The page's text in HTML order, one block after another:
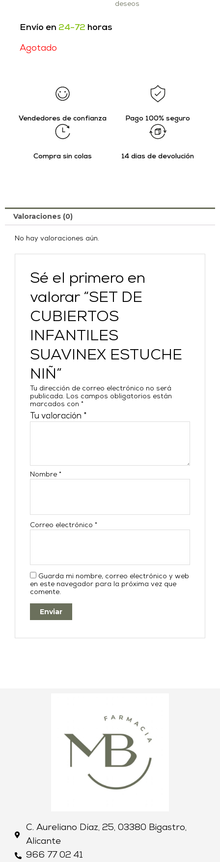
deseos
Envío en 24-72 horas
Agotado
Vendedores de confianza Pago 100% seguro
Compra sin colas 14 días de devolución
Valoraciones (0)
No hay valoraciones aún.
Sé el primero en
valorar “SET DE
CUBIERTOS
INFANTILES
SUAVINEX ESTUCHE
NIÑ”
Tu dirección de correo electrónico no será
publicada. Los campos obligatorios están
marcados con*
Tu valoración *
Nombre*
Correo electrónico*
Guarda mi nombre, correo electrónico y web
en este navegador para la próxima vez que
comente.
C. Aureliano Díaz, 25, 03380 Bigastro,
Alicante
966 77 02 41